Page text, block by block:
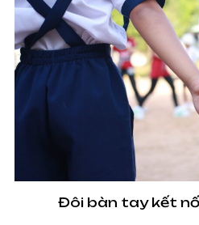
Đôi bàn tay kết